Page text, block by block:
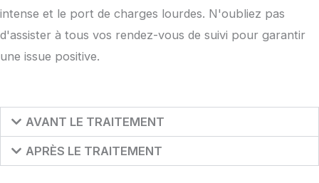
intense et le port de charges lourdes. N'oubliez pas
d'assister à tous vos rendez-vous de suivi pour garantir
une issue positive.
AVANT LE TRAITEMENT
APRÈS LE TRAITEMENT